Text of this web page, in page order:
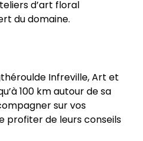
d’art floral
du domaine.
Infreville, Art et
100 km autour de sa
sur vos
profiter de leurs conseils